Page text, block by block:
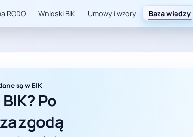
RODO Wnioski BIK Umowy i wzory Baza wiedzy
mogą być przetwarzane po spłacie, bez zgody i
są w BIK
Po
zgodą